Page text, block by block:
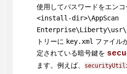
使用してパスワードをエンコ
<install-dir>\AppScan
トリーに key.xml ファイル
定されている暗号鍵を
ます。例えば、